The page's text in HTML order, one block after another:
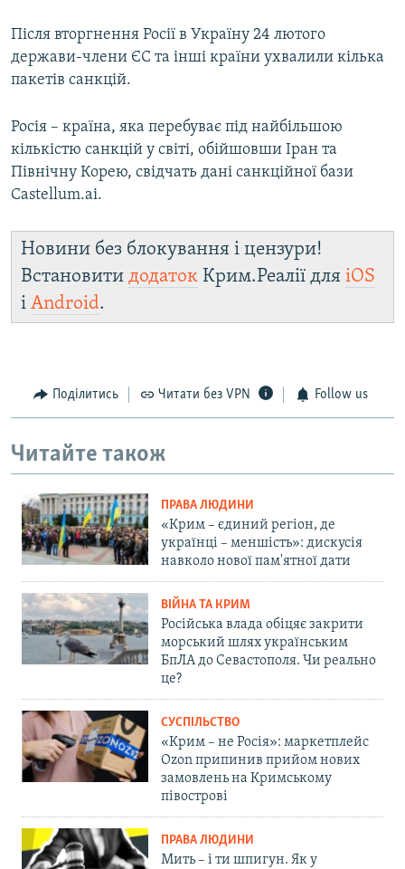
Після вторгнення Росії в Україну 24 лютого
держави-члени ЄС та інші країни ухвалили кілька
пакетів санкцій.
Росія – країна, яка перебуває під найбільшою
кількістю санкцій у світі, обійшовши Іран та
Північну Корею, свідчать дані санкційної бази
Castellum.ai.
Новини без блокування і цензури!
Встановити додаток Крим.Реалії для iOS
і Android.
Поділитись Читати без VPN Follow us
Читайте також
ПРАВА ЛЮДИНИ
«Крим – єдиний регіон, де
українці – меншість»: дискусія
навколо нової пам'ятної дати
ВІЙНА ТА КРИМ
Російська влада обіцяє закрити
морський шлях українським
БпЛА до Севастополя. Чи реально
це?
СУСПІЛЬСТВО
«Крим – не Росія»: маркетплейс
Ozon припинив прийом нових
замовлень на Кримському
півострові
ПРАВА ЛЮДИНИ
Мить – і ти шпигун. Як у